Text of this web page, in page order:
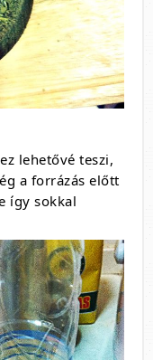
lehetővé teszi,
a forrázás előtt
így sokkal